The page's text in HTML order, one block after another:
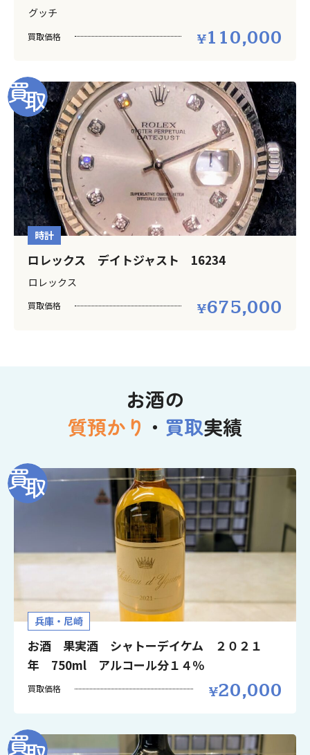
グッチ
買取価格 110,000
時計
ロレックス デイトジャスト 16234
ロレックス
買取価格 675,000
お酒の
質預かり ・ 買取実績
兵庫・尼崎
お酒 果実酒 シャトーデイケム ２０２１
年 750ml アルコール分１４％
買取価格 20,000